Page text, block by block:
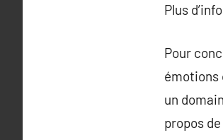
Plus
Pour
émotions
un
propos